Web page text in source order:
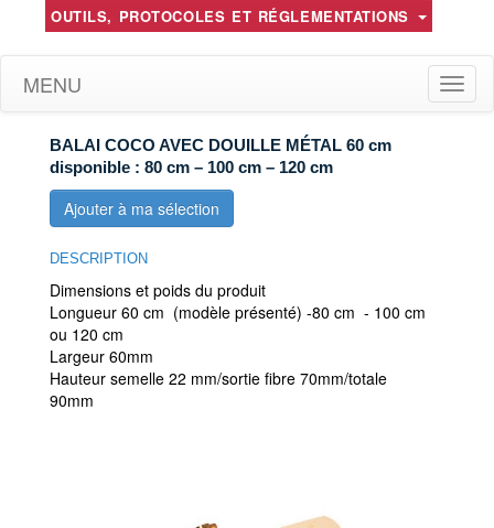
OUTILS, PROTOCOLES ET RÉGLEMENTATIONS
Toggle
MENU
BALAI COCO AVEC DOUILLE MÉTAL 60 cm
disponible : 80 cm – 100 cm – 120 cm
Ajouter à ma sélection
DESCRIPTION
Dimensions et poids du produit
Longueur 60 cm (modèle présenté) -80 cm - 100 cm
ou 120 cm
Largeur 60mm
Hauteur semelle 22 mm/sortie fibre 70mm/totale
90mm